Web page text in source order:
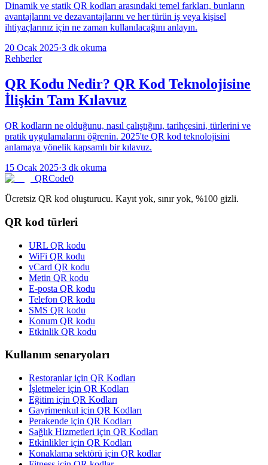
Dinamik ve statik QR kodları arasındaki temel farkları, bunların
avantajlarını ve dezavantajlarını ve her türün iş veya kişisel
ihtiyaçlarınız için ne zaman kullanılacağını anlayın.
20 Ocak 2025·3 dk okuma
Rehberler
QR Kodu Nedir? QR Kod Teknolojisine
İlişkin Tam Kılavuz
QR kodların ne olduğunu, nasıl çalıştığını, tarihçesini, türlerini ve
pratik uygulamalarını öğrenin. 2025'te QR kod teknolojisini
anlamaya yönelik kapsamlı bir kılavuz.
15 Ocak 2025·3 dk okuma
QRCode0
Ücretsiz QR kod oluşturucu. Kayıt yok, sınır yok, %100 gizli.
QR kod türleri
URL QR kodu
WiFi QR kodu
vCard QR kodu
Metin QR kodu
E-posta QR kodu
Telefon QR kodu
SMS QR kodu
Konum QR kodu
Etkinlik QR kodu
Kullanım senaryoları
Restoranlar için QR Kodları
İşletmeler için QR Kodları
Eğitim için QR Kodları
Gayrimenkul için QR Kodları
Perakende için QR Kodları
Sağlık Hizmetleri için QR Kodları
Etkinlikler için QR Kodları
Konaklama sektörü için QR kodlar